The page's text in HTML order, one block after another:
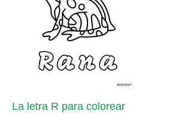
La letra R para colorear